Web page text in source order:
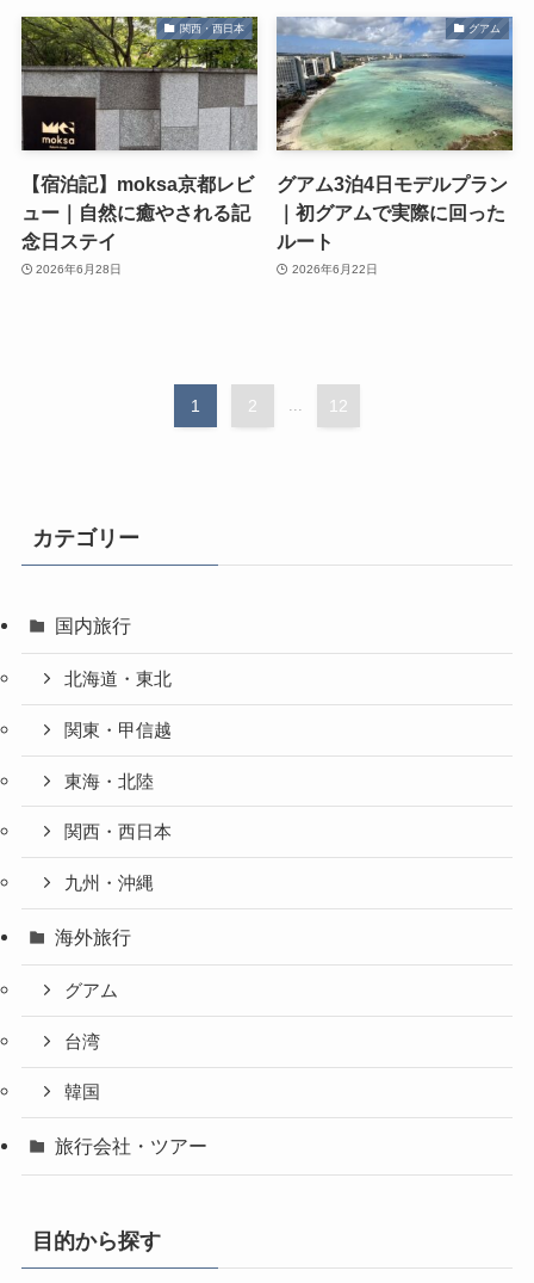
関西・西日本
【宿泊記】moksa京都レビ
ュー｜自然に癒やされる記
念日ステイ
2026年6月28日
グアム
グアム3泊4日モデルプラン
｜初グアムで実際に回った
ルート
2026年6月22日
1 2 12
カテゴリー
国内旅行
北海道・東北
関東・甲信越
東海・北陸
関西・西日本
九州・沖縄
海外旅行
グアム
台湾
韓国
旅行会社・ツアー
目的から探す